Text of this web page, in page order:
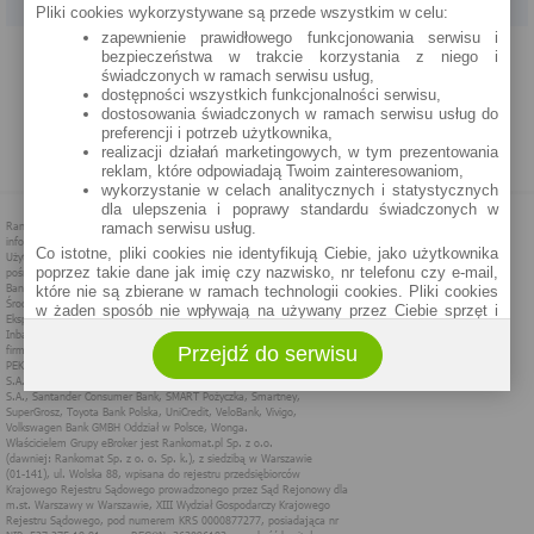
PROGRAM PARTNERSKI O NAS REKLAMA REGULAMIN
POLITYKA PRYWATNOŚCI POLITYKA COOKIES ZASADY PLASOWANIA
Pliki cookies wykorzystywane są przede wszystkim w celu:
zapewnienie prawidłowego funkcjonowania serwisu i
bezpieczeństwa w trakcie korzystania z niego i
świadczonych w ramach serwisu usług,
dostępności wszystkich funkcjonalności serwisu,
dostosowania świadczonych w ramach serwisu usług do
preferencji i potrzeb użytkownika,
realizacji działań marketingowych, w tym prezentowania
reklam, które odpowiadają Twoim zainteresowaniom,
wykorzystanie w celach analitycznych i statystycznych
dla ulepszenia i poprawy standardu świadczonych w
ramach serwisu usług.
Co istotne, pliki cookies nie identyfikują Ciebie, jako użytkownika
poprzez takie dane jak imię czy nazwisko, nr telefonu czy e-mail,
które nie są zbierane w ramach technologii cookies. Pliki cookies
w żaden sposób nie wpływają na używany przez Ciebie sprzęt i
Zakres wykorzystywania plików cookies możliwy jest do
określenia w ustawieniach przeglądarki każdego użytkownika. Bez
wprowadzenia zmian ustawień, informacje w plikach cookies mogą
być zapisywane w pamięci Twojego urządzenia.
Administratorem danych pozyskiwanych w technologii cookies jest
spółka Rankomat.pl Sp. z o.o. (dawniej: Rankomat Sp. z o. o. Sp.
k.) z siedzibą w Warszawie, ul. Wolska 88, 01 - 141 Warszawa.
Możesz jako użytkownik w każdym czasie skontaktować się z
administratorem pod adresem bok@ebroker.pl, jak również wyrazić
Przejdź do serwisu